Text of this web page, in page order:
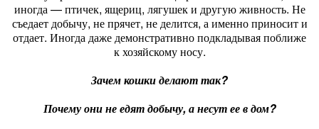
иногда — птичек, ящериц, лягушек и другую живность. Не
съедает добычу, не прячет, не делится, а именно приносит и
отдает. Иногда даже демонстративно подкладывая поближе
к хозяйскому носу.
Зачем кошки делают так?
Почему они не едят добычу, а несут ее в дом?